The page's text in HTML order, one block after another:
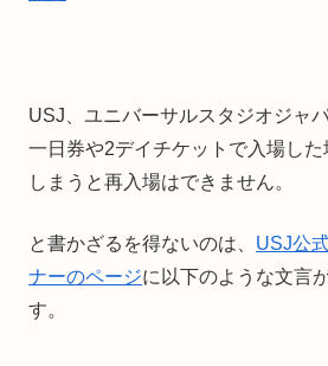
USJ、ユニバーサルスタジオジャ
一日券や2デイチケットで入場し
しまうと再入場はできません。
と書かざるを得ないのは、 USJ公
ナーのページに以下のような文言
す。